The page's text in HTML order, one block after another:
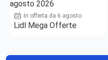
In offerta da 6 agosto
Lidl Mega Offerte